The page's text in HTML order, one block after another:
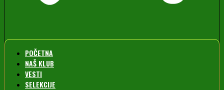
POČETNA
NAŠ KLUB
VESTI
SELEKCIJE